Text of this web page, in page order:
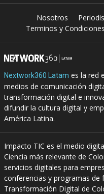
Nosotros
Terminos y Condiciones
Nextwork360 Latam es la red
medios de comunicación
transformación digital e
difundir la cultura digital y
América Latina.
Impacto TIC es el medio
Ciencia más relevante de
servicios digitales para
conferencias y programas de
Transformación Digital de